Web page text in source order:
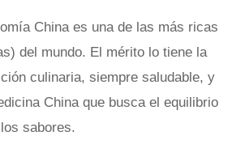
China es una de las más ricas
del mundo. El mérito lo tiene la
culinaria, siempre saludable, y
China que busca el equilibrio
sabores.